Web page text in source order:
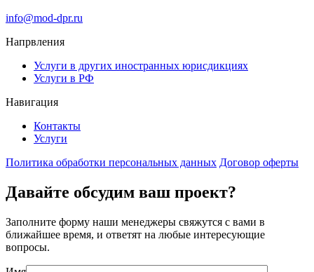
info@mod-dpr.ru
Напрвления
Услуги в других иностранных юрисдикциях
Услуги в РФ
Навигация
Контакты
Услуги
Политика обработки персональных данных Договор оферты
Давайте обсудим ваш проект?
Заполните форму наши менеджеры свяжутся с вами в
ближайшее время, и ответят на любые интересующие
вопросы.